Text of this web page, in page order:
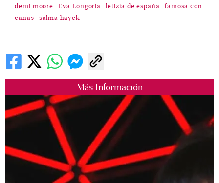
Más Información
demi moore Eva Longoria letizia de españa
famosa con
canas
salma hayek